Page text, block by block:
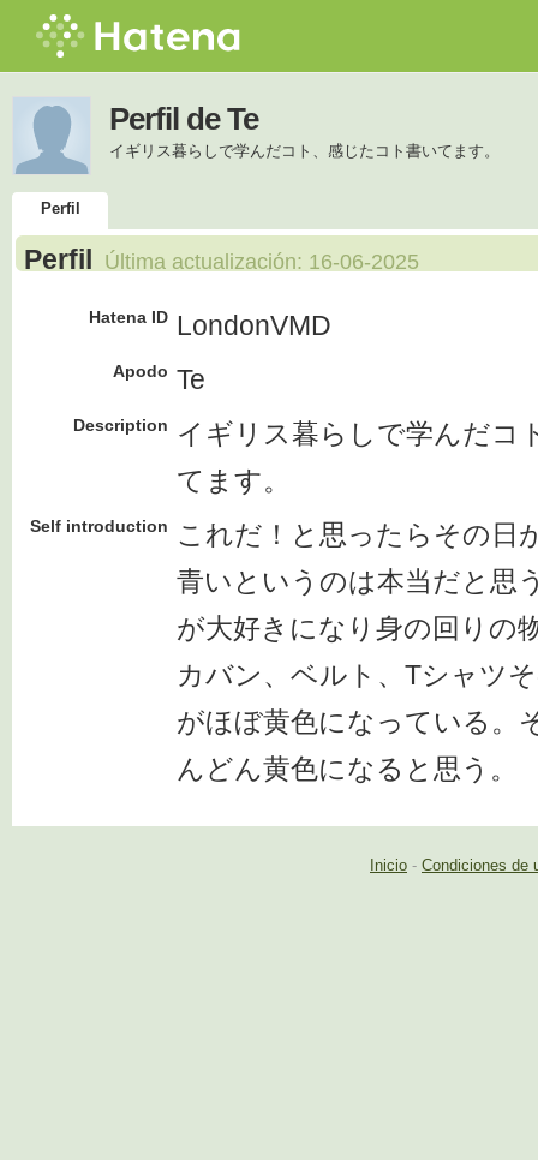
Perfil de Te
イギリス暮らしで学んだコト、感じたコト書いてます。
Perfil
Perfil Última actualización: 16-06-2025
Hatena ID LondonVMD
Apodo Te
Description
イギリス暮らしで学んだコ
てます。
Self introduction
これだ！と思ったらその日
青いというのは本当だと思
が大好きになり身の回りの
カバン、ベルト、Tシャツ
がほぼ黄色になっている。
んどん黄色になると思う。
Inicio - Condiciones de